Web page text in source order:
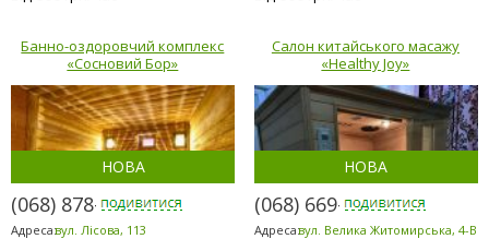
Банно-оздоровчий комплекс
«Сосновий Бор»
НОВА
(068) 878-5953
Адреса:вул. Лісова, 113
Салон китайського масажу
«Healthy Joy»
НОВА
(068) 669-7071
Адреса:вул. Велика Житомирська, 4-В